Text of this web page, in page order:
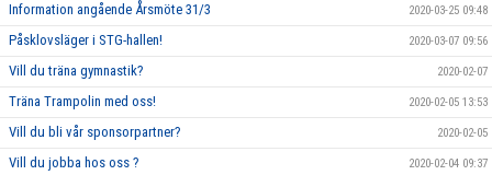
Information angående Årsmöte 31/3 2020-03-25 09:48
Påsklovsläger i STG-hallen! 2020-03-07 09:56
Vill du träna gymnastik? 2020-02-07
Träna Trampolin med oss! 2020-02-05 13:53
Vill du bli vår sponsorpartner? 2020-02-05
Vill du jobba hos oss ? 2020-02-04 09:37